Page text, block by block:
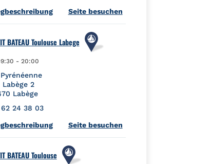
Link Opens in New Tab
Seite besuchen
BATEAU Toulouse Labege
- 20:00
Labège 2
Labège
24 38 03
Link Opens in New Tab
Seite besuchen
BATEAU Toulouse